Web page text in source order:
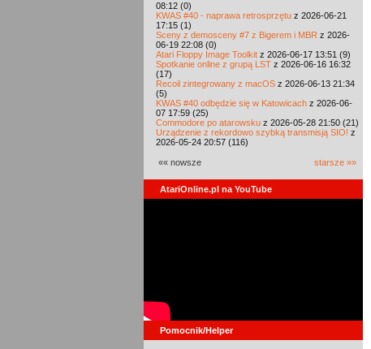
08:12 (0)
KWAS #40 - naprawa retrosprzętu z 2026-06-21
17:15 (1)
Sceny z demosceny #7 z Bigerem i MBR z 2026-
06-19 22:08 (0)
Atari Floppy Image Toolkit z 2026-06-17 13:51 (9)
Spotkanie online z grupą LST z 2026-06-16 16:32
(17)
Recoil zintegrowany z macOS z 2026-06-13 21:34
(5)
KWAS #40 odbędzie się w Katowicach z 2026-06-
07 17:59 (25)
Commodore po atarowsku z 2026-05-28 21:50 (21)
Urządzenie z rekordowo szybką transmisją SIO! z
2026-05-24 20:57 (116)
«« nowsze starsze »»
AtariOnline.pl na YouTube
Pomocnik/Helper